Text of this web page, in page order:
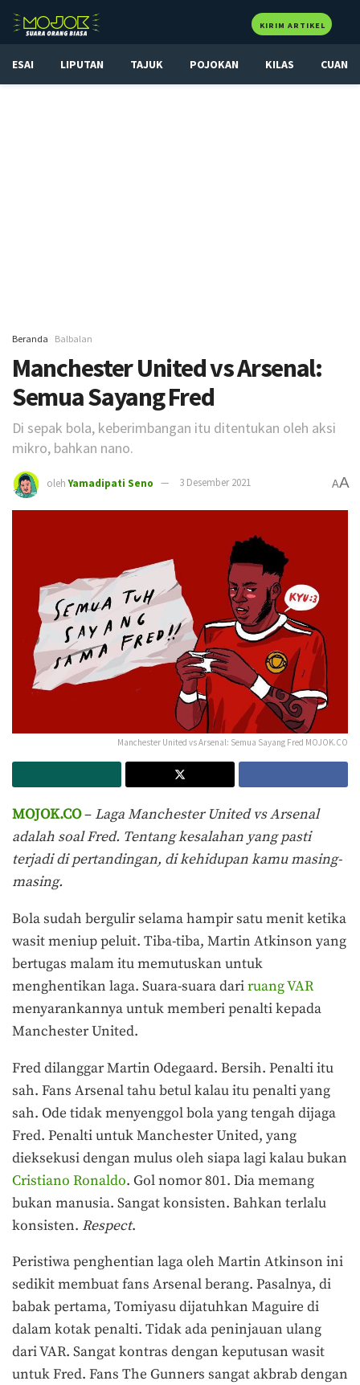
KIRIM ARTIKEL
ESAI LIPUTAN TAJUK POJOKAN KILAS CUAN
Beranda Balbalan
Manchester United vs Arsenal:
Semua Sayang Fred
Di sepak bola, keberimbangan itu ditentukan oleh aksi
mikro, bahkan nano.
oleh Yamadipati Seno 3 Desember 2021 AA
Manchester United vs Arsenal: Semua Sayang Fred MOJOK.CO
MOJOK.CO– Laga Manchester United vs Arsenal
adalah soal Fred. Tentang kesalahan yang pasti
terjadi di pertandingan, di kehidupan kamu masing-
masing.
Bola sudah bergulir selama hampir satu menit ketika
wasit meniup peluit. Tiba-tiba, Martin Atkinson yang
bertugas malam itu memutuskan untuk
menghentikan laga. Suara-suara dariruang VAR
menyarankannya untuk memberi penalti kepada
Manchester United.
Fred dilanggar Martin Odegaard. Bersih. Penalti itu
sah. Fans Arsenal tahu betul kalau itu penalti yang
sah. Ode tidak menyenggol bola yang tengah dijaga
Fred. Penalti untuk Manchester United, yang
dieksekusi dengan mulus oleh siapa lagi kalau bukan
Cristiano Ronaldo. Gol nomor 801. Dia memang
bukan manusia. Sangat konsisten. Bahkan terlalu
konsisten. Respect.
Peristiwa penghentian laga oleh Martin Atkinson ini
sedikit membuat fans Arsenal berang. Pasalnya, di
babak pertama, Tomiyasu dijatuhkan Maguire di
dalam kotak penalti. Tidak ada peninjauan ulang
dari VAR. Sangat kontras dengan keputusan wasit
untuk Fred. Fans The Gunners sangat akbrab dengan